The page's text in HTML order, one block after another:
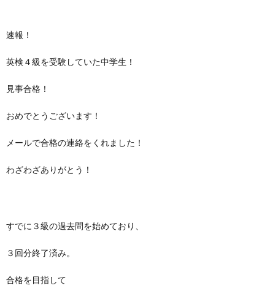
速報！
英検４級を受験していた中学生！
見事合格！
おめでとうございます！
メールで合格の連絡をくれました！
わざわざありがとう！
すでに３級の過去問を始めており、
３回分終了済み。
合格を目指して